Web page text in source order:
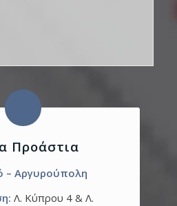
Προάστια
– Αργυρούπολη
Λ. Κύπρου 4 & Λ.